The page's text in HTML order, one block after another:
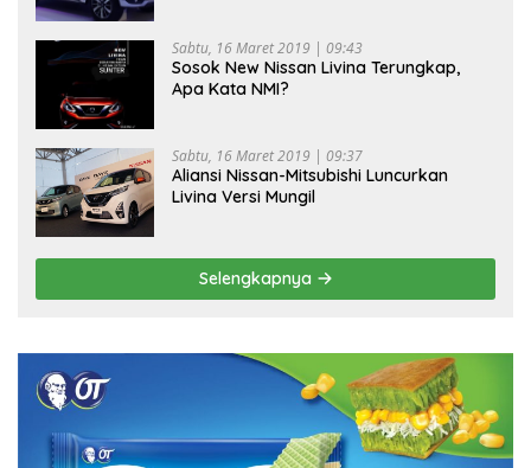
Sabtu, 16 Maret 2019 | 09:43
Sosok New Nissan Livina Terungkap,
Apa Kata NMI?
Sabtu, 16 Maret 2019 | 09:37
Aliansi Nissan-Mitsubishi Luncurkan
Livina Versi Mungil
Selengkapnya